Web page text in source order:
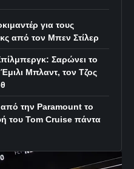
για τους
από τον Μπεν Στίλερ
Σαρώνει το
Μπλαντ, τον Τζος
την Paramount το
του Tom Cruise πάντα